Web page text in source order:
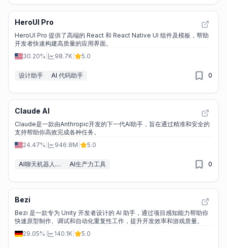
HeroUI Pro
HeroUI Pro 提供了高端的 React 和 React Native UI 组件及模板，帮助
开发者快速构建高质量的应用界面。
30.20%
98.7K 5.0
设计助手 AI 代码助手 0
Claude AI
Claude是一款由Anthropic开发的下一代AI助手，旨在通过精准和安全的
支持帮助你高效完成各种任务。
24.47%
946.8M 5.0
AI聊天机器人&LLM AI生产力工具 0
Bezi
Bezi 是一款专为 Unity 开发者设计的 AI 助手，通过项目感知能力帮助你
快速原型制作、调试和自动化重复性工作，提升开发效率和游戏质量。
29.05%
140.1K 5.0